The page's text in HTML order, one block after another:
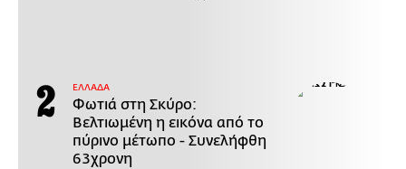
ΕΛΛΑΔΑ
Φωτιά στη Σκύρο:
Βελτιωμένη η εικόνα από το
πύρινο μέτωπο - Συνελήφθη
63χρονη